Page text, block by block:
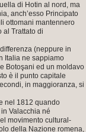
di Hotin al nord, ma
anch’esso Principato
ottomani mantennero
al Trattato di
(neppure in
Italia ne sappiamo
Botoşani ed un moldavo
è il punto capitale
in maggioranza, si
nel 1812 quando
Valacchia né
movimento cultural-
della Nazione romena,